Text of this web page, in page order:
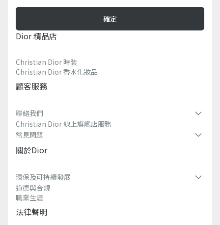
確定
Dior 精品店
Christian Dior 時裝
Christian Dior 香水化妝品
顧客服務
聯絡我們​
Christian Dior 線上旗艦店服務​
常見問題​
關於dior
環保及可持續發展​
道德與合規
職業生涯
法律聲明